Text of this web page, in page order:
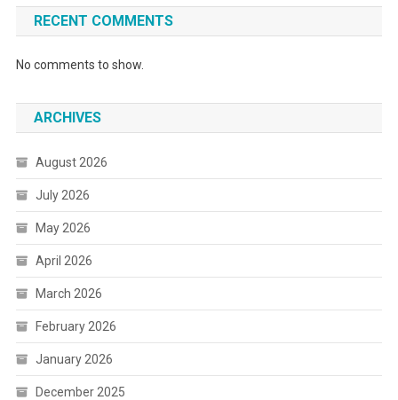
RECENT COMMENTS
No comments to show.
ARCHIVES
August 2026
July 2026
May 2026
April 2026
March 2026
February 2026
January 2026
December 2025